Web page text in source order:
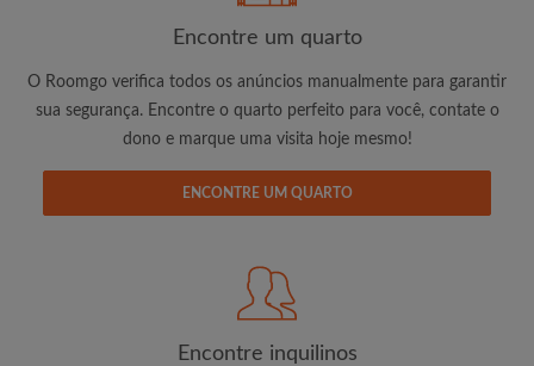
É 100% grátis!
Envie mensagens ilimitadas para todos os
quartos
Solicite ilimitadas visitas aos quartos
changes de encontrar um quarto
Encontre um quarto
O Roomgo verifica todos os anúncios manualmente para garantir
sua segurança. Encontre o quarto perfeito para você, contate o
dono e marque uma visita hoje mesmo!
ENCONTRE UM QUARTO
Encontre inquilinos